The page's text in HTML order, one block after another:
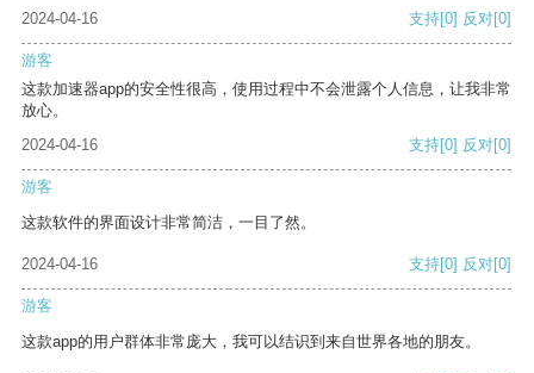
2024-04-16 支持[0] 反对[0]
游客
这款加速器app的安全性很高，使用过程中不会泄露个人信息，让我非常
放心。
2024-04-16
支持[0] 反对[0]
游客
这款软件的界面设计非常简洁，一目了然。
2024-04-16 支持[0] 反对[0]
游客
这款app的用户群体非常庞大，我可以结识到来自世界各地的朋友。